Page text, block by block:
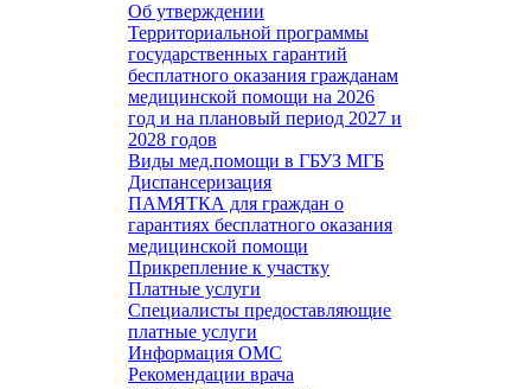
Об утверждении
Территориальной программы
государственных гарантий
бесплатного оказания гражданам
медицинской помощи на 2026
год и на плановый период 2027 и
2028 годов
Виды мед.помощи в ГБУЗ МГБ
Диспансеризация
ПАМЯТКА для граждан о
гарантиях бесплатного оказания
медицинской помощи
Прикрепление к участку
Платные услуги
Специалисты предоставляющие
платные услуги
Информация ОМС
Рекомендации врача